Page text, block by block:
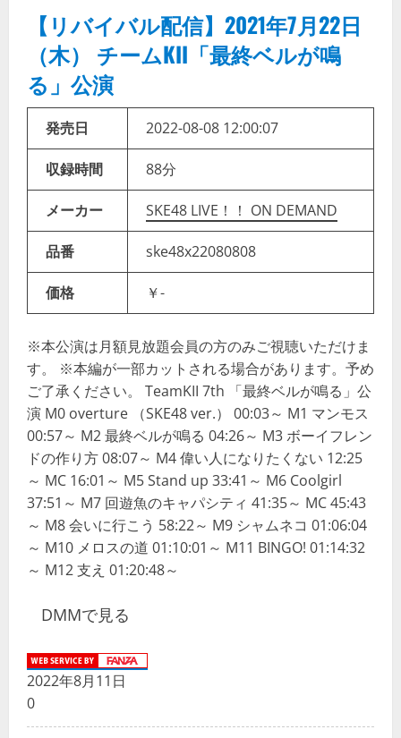
【リバイバル配信】2021年7月22日
（木） チームKII「最終ベルが鳴
る」公演
発売日 2022-08-08 12:00:07
収録時間 88分
メーカー SKE48 LIVE！！ ON DEMAND
品番 ske48x22080808
価格 ￥-
※本公演は月額見放題会員の方のみご視聴いただけま
す。 ※本編が一部カットされる場合があります。予め
ご了承ください。 TeamKII 7th 「最終ベルが鳴る」公
演 M0 overture （SKE48 ver.） 00:03～ M1 マンモス
00:57～ M2 最終ベルが鳴る 04:26～ M3 ボーイフレン
ドの作り方 08:07～ M4 偉い人になりたくない 12:25
～ MC 16:01～ M5 Stand up 33:41～ M6 Coolgirl
37:51～ M7 回遊魚のキャパシティ 41:35～ MC 45:43
～ M8 会いに行こう 58:22～ M9 シャムネコ 01:06:04
～ M10 メロスの道 01:10:01～ M11 BINGO! 01:14:32
～ M12 支え 01:20:48～
DMMで見る
2022年8月11日
0